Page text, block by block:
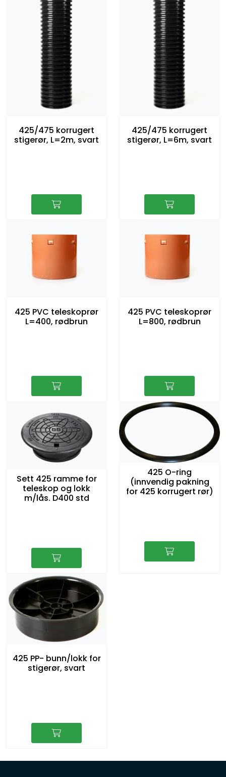
425/475 korrugert
stigerør, L=2m, svart
425/475 korrugert
stigerør, L=6m, svart
425 PVC teleskoprør
L=400, rødbrun
425 PVC teleskoprør
L=800, rødbrun
Sett 425 ramme for
teleskop og lokk
m/lås. D400 std
425 O-ring
(innvendig pakning
for 425 korrugert rør)
425 PP- bunn/lokk for
stigerør, svart